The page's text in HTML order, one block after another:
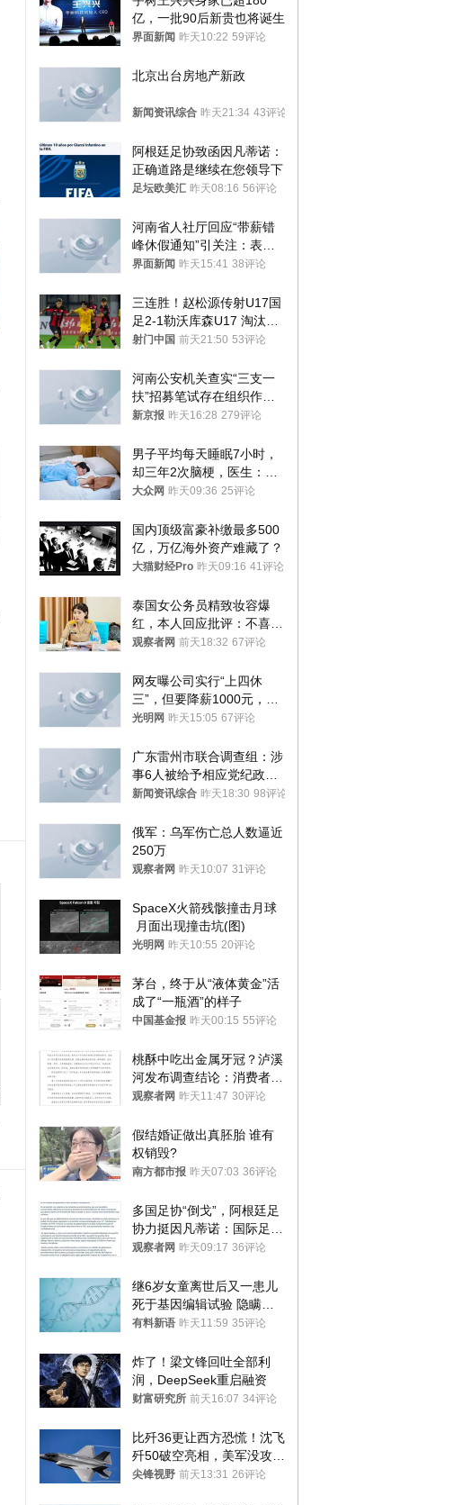
亿，一批90后新贵也将诞生
界面新闻 昨天10:22 59评论
北京出台房地产新政
新闻资讯综合 昨天21:34 43评论
阿根廷足协致函因凡蒂诺：
正确道路是继续在您领导下
足坛欧美汇 昨天08:16 56评论
河南省人社厅回应“带薪错
峰休假通知”引关注：表述
不够准确，待修改后印发
界面新闻 昨天15:41 38评论
三连胜！赵松源传射U17国
足2-1勒沃库森U17 淘汰赛
将战河床
射门中国 前天21:50 53评论
河南公安机关查实“三支一
扶”招募笔试存在组织作弊
犯罪行为
新京报 昨天16:28 279评论
男子平均每天睡眠7小时，
却三年2次脑梗，医生：这
样睡觉更伤身
大众网 昨天09:36 25评论
国内顶级富豪补缴最多500
亿，万亿海外资产难藏了？
大猫财经Pro 昨天09:16 41评论
泰国女公务员精致妆容爆
红，本人回应批评：不喜欢
就别看
观察者网 前天18:32 67评论
网友曝公司实行“上四休
三”，但要降薪1000元，不
接受只能辞职
光明网 昨天15:05 67评论
广东雷州市联合调查组：涉
事6人被给予相应党纪政务
处分和组织处理
新闻资讯综合 昨天18:30 98评论
俄军：乌军伤亡总人数逼近
250万
观察者网 昨天10:07 31评论
SpaceX火箭残骸撞击月球
月面出现撞击坑(图)
光明网 昨天10:55 20评论
茅台，终于从“液体黄金”活
成了“一瓶酒”的样子
中国基金报 昨天00:15 55评论
桃酥中吃出金属牙冠？泸溪
河发布调查结论：消费者已
澄清，所发视频情况不属实
观察者网 昨天11:47 30评论
假结婚证做出真胚胎 谁有
权销毁?
南方都市报 昨天07:03 36评论
多国足协“倒戈”，阿根廷足
协力挺因凡蒂诺：国际足联
今后应继续在其领导下前行
观察者网 昨天09:17 36评论
继6岁女童离世后又一患儿
死于基因编辑试验 隐瞒一
年才对外披露
有料新语 昨天11:59 35评论
炸了！梁文锋回吐全部利
润，DeepSeek重启融资
财富研究所 前天16:07 34评论
比歼36更让西方恐慌！沈飞
歼50破空亮相，美军没攻克
的技术被拿下
尖锋视野 前天13:31 26评论